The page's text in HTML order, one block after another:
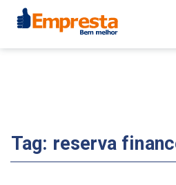
Tag: reserva